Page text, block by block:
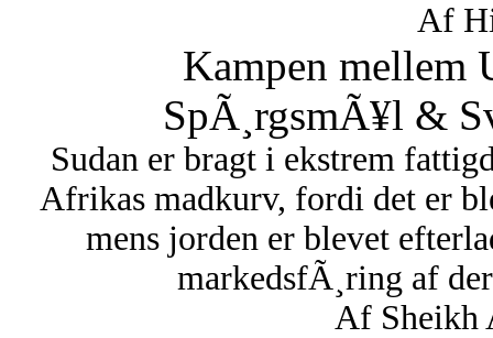
Af
Kampen mellem
SpÃ¸rgsmÃ¥l &
Sudan er bragt i ekstrem
Afrikas madkurv, fordi det er
mens jorden er blevet
markedsfÃ¸ring af
Af Sheikh